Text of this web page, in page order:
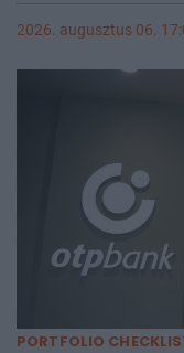
2026. augusztus 06.
PORTFOLIO